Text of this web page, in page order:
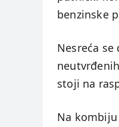
benzinske
Nesreća
stoji na
Na